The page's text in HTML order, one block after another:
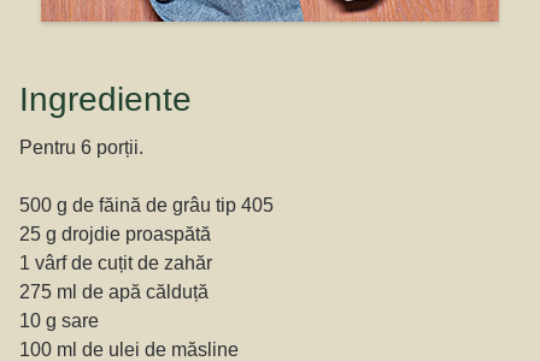
Ingrediente
Pentru 6 porții.
500 g de făină de grâu tip 405
25 g drojdie proaspătă
1 vârf de cuțit de zahăr
275 ml de apă călduță
10 g sare
100 ml de ulei de măsline